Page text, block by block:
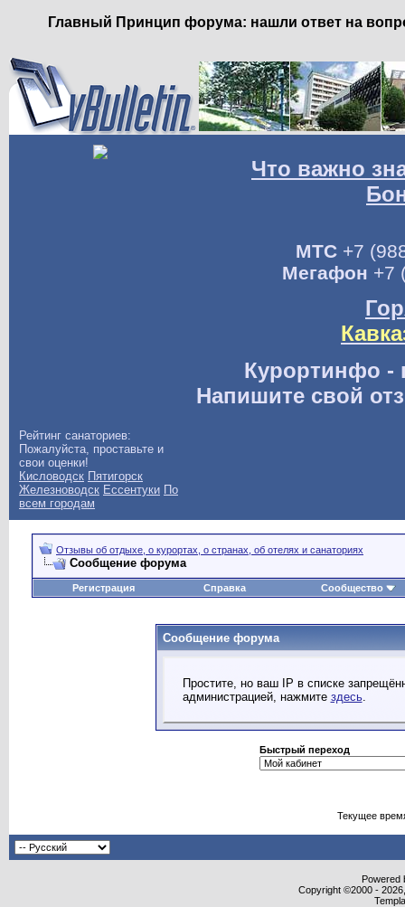
Главный Принцип форума: нашли ответ на
Что важно
МТС+7
Мегафон +7
Курортинфо -
Напишите свой
Рейтинг санаториев:
Пожалуйста, проставьте и
свои оценки!
Кисловодск Пятигорск
Железноводск Ессентуки По
всем городам
Отзывы об отдыхе, о курортах, о странах, об отелях и санаториях
Сообщение форума
Регистрация Справка Сообщество
Сообщение форума
Простите, но ваш IP в списке
администрацией, нажмите здесь.
Быстрый переход
Текущее
Powered
Copyright ©2000 -